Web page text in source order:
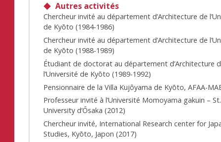
Autres activités
Chercheur invité au département d’Architecture de
de Kyōto (1984-1986)
Chercheur invité au département d’Architecture de
de Kyōto (1988-1989)
Étudiant de doctorat au département d’Architecture
l’Université de Kyōto (1989-1992)
Pensionnaire de la Villa Kujôyama de Kyōto, AFAA-
Professeur invité à l’Université Momoyama gakuin –
University d’Ōsaka (2012)
Chercheur invité, International Research center for
Studies, Kyōto, Japon (2017)